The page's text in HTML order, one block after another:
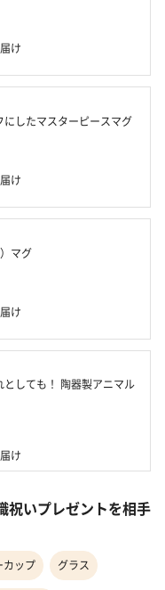
け
したマスターピースマグ
け
マグ
け
しても！ 陶器製アニマル
け
祝いプレゼントを相手
カップ グラス